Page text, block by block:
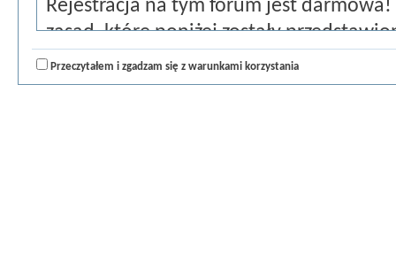
Rejestracja na tym forum jest
zasad, które poniżej zostały
zaznacz pole "Zgadzam się" i przejdź do
zgadzasz się i chciałbyś anulować
Przeczytałem i zgadzam się z warunkami korzystania